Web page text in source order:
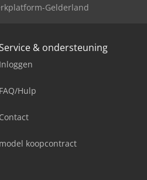
Gelderland
& ondersteuning
Inloggen
FAQ/Hulp
Contact
model koopcontract